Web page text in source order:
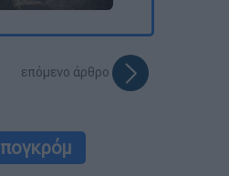
επόμενο άρθρο
πογκρόμ